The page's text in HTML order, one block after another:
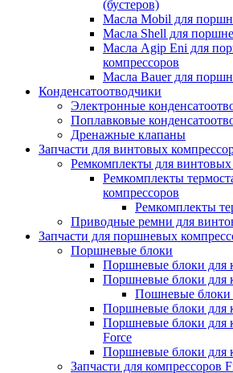
(бустеров)
Масла Mobil для
Масла Shell для
Масла Agip Eni для
компрессоров
Масла Bauer для
Конденсатоотводчики
Электронные
Поплавковые
Дренажные клапаны
Запчасти для винтовых
Ремкомплекты для винтовых
Ремкомплекты
компрессоров
Ремкомплекты
Приводные ремни для
Запчасти для поршневых
Поршневые блоки
Поршневые блоки для
Поршневые блоки для
Пошневые блоки
Поршневые блоки для
Поршневые блоки для
Force
Поршневые блоки для
Запчасти для компрессоров